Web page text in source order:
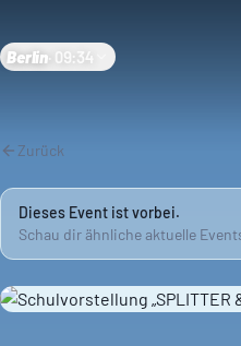
Berlin 09:34
Zurück
Dieses Event ist vorbei.
Schau dir ähnliche aktuelle